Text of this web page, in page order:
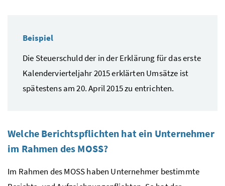
Beispiel
Die Steuerschuld der in der Erklärung für das erste
Kalendervierteljahr 2015 erklärten Umsätze ist
spätestens am 20. April 2015 zu entrichten.
Welche Berichtspflichten hat ein Unternehmer
im Rahmen des MOSS?
Im Rahmen desMOSShaben Unternehmer bestimmte